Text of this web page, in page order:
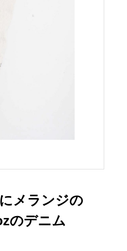
メランジの
のデニム